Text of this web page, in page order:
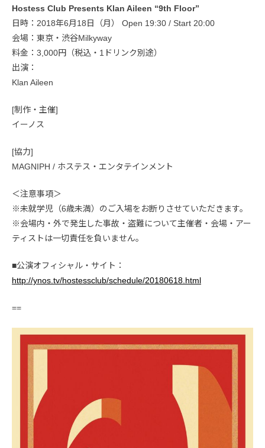
Hostess Club Presents Klan Aileen “9th Floor”
日時：2018年6月18日（月） Open 19:30 / Start 20:00
会場：東京・渋谷Milkyway
料金：3,000円（税込・1ドリンク別途）
出演：
Klan Aileen
[制作・主催]
イーノス
[協力]
MAGNIPH / ホステス・エンタテインメント
＜注意事項＞
※未就学児（6歳未満）のご入場をお断りさせていただきます。
※会場内・外で発生した事故・盗難について主催者・会場・アー
ティストは一切責任を負いません。
■公演オフィシャル・サイト：
http://ynos.tv/hostessclub/schedule/20180618.html
==